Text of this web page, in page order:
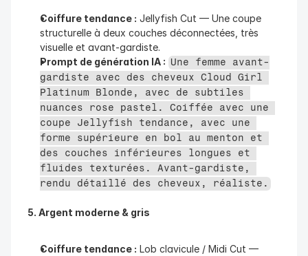
Coiffure tendance : Jellyfish Cut — Une coupe
structurelle à deux couches déconnectées, très
visuelle et avant-gardiste.
Prompt de génération IA : Une femme avant-
gardiste avec des cheveux Cloud Girl
Platinum Blonde, avec de subtiles
nuances rose pastel. Coiffée avec une
coupe Jellyfish tendance, avec une
forme supérieure en bol au menton et
des couches inférieures longues et
fluides texturées. Avant-gardiste,
rendu détaillé des cheveux, réaliste.
5. Argent moderne & gris
Coiffure tendance : Lob clavicule / Midi Cut —